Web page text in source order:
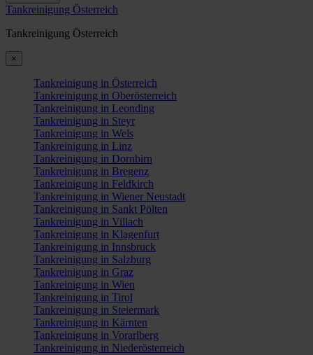
Tankreinigung Österreich
Tankreinigung Österreich
×
Tankreinigung in Österreich
Tankreinigung in Oberösterreich
Tankreinigung in Leonding
Tankreinigung in Steyr
Tankreinigung in Wels
Tankreinigung in Linz
Tankreinigung in Dornbirn
Tankreinigung in Bregenz
Tankreinigung in Feldkirch
Tankreinigung in Wiener Neustadt
Tankreinigung in Sankt Pölten
Tankreinigung in Villach
Tankreinigung in Klagenfurt
Tankreinigung in Innsbruck
Tankreinigung in Salzburg
Tankreinigung in Graz
Tankreinigung in Wien
Tankreinigung in Tirol
Tankreinigung in Steiermark
Tankreinigung in Kärnten
Tankreinigung in Vorarlberg
Tankreinigung in Niederösterreich